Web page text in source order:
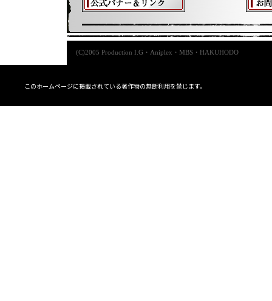
(C)2005 Production I.G・Aniplex・MBS・HAKUHODO
このホームページに掲載されている著作物の無断利用を禁じます。